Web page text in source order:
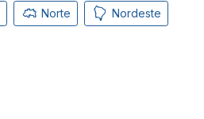
Norte Nordeste